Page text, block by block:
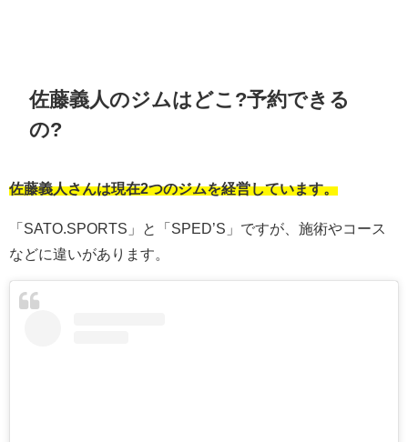
佐藤義人のジムはどこ?予約できる
の?
佐藤義人さんは現在2つのジムを経営しています。
「SATO.SPORTS」と「SPED’S」ですが、施術やコース
などに違いがあります。